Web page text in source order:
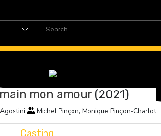
mon amour (2021)
Michel Pinçon, Monique Pinçon-Charlot
Casting